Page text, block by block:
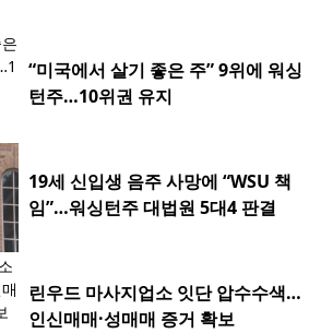
“미국에서 살기 좋은 주” 9위에 워싱
턴주…10위권 유지
19세 신입생 음주 사망에 “WSU 책
임”…워싱턴주 대법원 5대4 판결
린우드 마사지업소 잇단 압수수색…
인신매매·성매매 증거 확보